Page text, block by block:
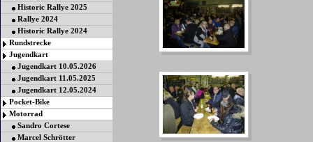
Historic Rallye 2025
Rallye 2024
Historic Rallye 2024
Rundstrecke
Jugendkart
Jugendkart 10.05.2026
Jugendkart 11.05.2025
Jugendkart 12.05.2024
Pocket-Bike
Motorrad
Sandro Cortese
Marcel Schrötter